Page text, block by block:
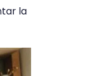
la